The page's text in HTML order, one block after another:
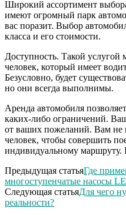
Широкий ассортимент
имеют огромный парк
вас поразит. Выбор
класса и его стоимости.
Доступность. Такой услугой
человек, который имеет
Безусловно, будет
но они всегда выполнимы.
Аренда автомобиля
каких-либо ограничений.
от ваших пожеланий. Вам не
человек, чтобы совершить
индивидуальному маршруту.
Предыдущая статьяГде
многоступенчатые насосы
Следующая статьяДля чего
реальности?